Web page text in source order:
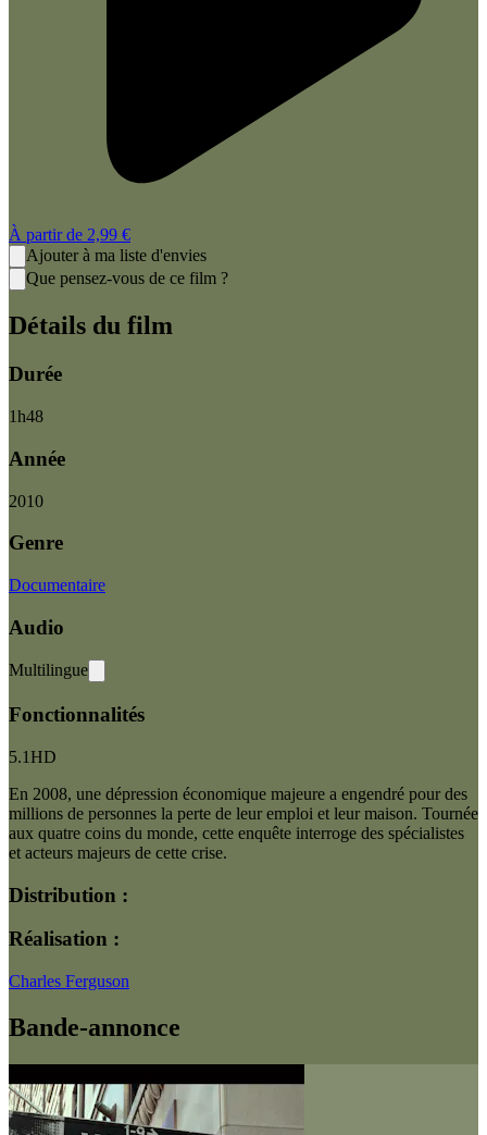
À partir de 2,99 €
Ajouter à ma liste d'envies
Que pensez-vous de ce film ?
Détails du film
Durée
1h48
Année
2010
Genre
Documentaire
Audio
Multilingue
Fonctionnalités
5.1HD
En 2008, une dépression économique majeure a engendré pour des
millions de personnes la perte de leur emploi et leur maison. Tournée
aux quatre coins du monde, cette enquête interroge des spécialistes
et acteurs majeurs de cette crise.
Distribution :
Réalisation :
Charles Ferguson
Bande-annonce